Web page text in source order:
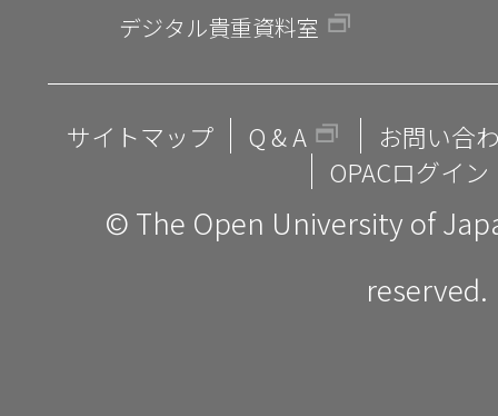
デジタル貴重資料室
サイトマップ Q & A
お問い合
OPACログイン
© The Open University of
reserved.